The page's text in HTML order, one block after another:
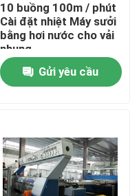
10 buồng 100m / phút
Cài đặt nhiệt Máy sưởi
bằng hơi nước cho vải
nhung
Gửi yêu cầu